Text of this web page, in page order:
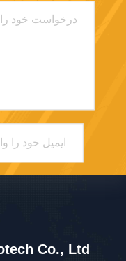
Co., Ltd.